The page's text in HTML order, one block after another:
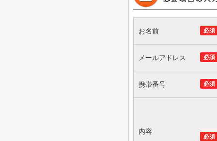
必須
お名前
必須
メールアドレス
必須
携帯番号
必須
内容